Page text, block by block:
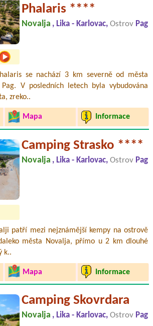
Phalaris ****
Novalja , Lika - Karlovac, Ostrov Pag
se nachází 3 km severně od města
V posledních letech byla vybudována
zreko..
Mapa Informace
Camping Strasko ****
Novalja , Lika - Karlovac, Ostrov Pag
patří mezi nejznámější kempy na ostrově
města Novalja, přímo u 2 km dlouhé
k..
Mapa Informace
Camping Skovrdara
Novalja , Lika - Karlovac, Ostrov Pag